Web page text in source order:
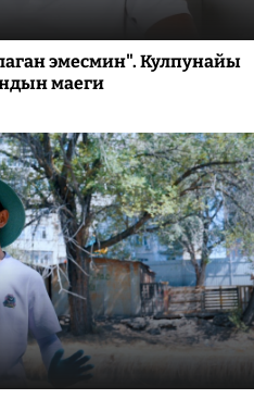
эмесмин". Кулпунайы
маеги